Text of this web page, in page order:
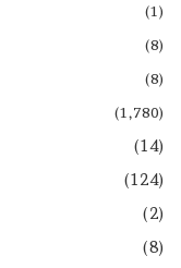
(1)
(8)
(8)
(1,780)
(14)
(124)
(2)
(8)